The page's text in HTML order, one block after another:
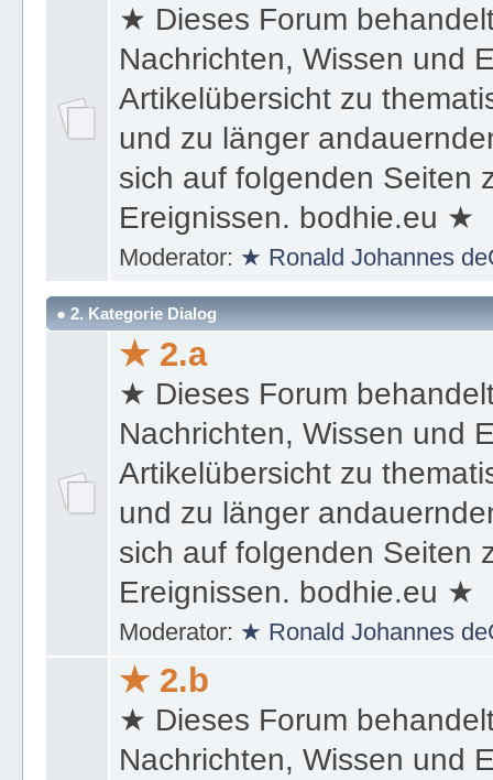
★ Dieses Forum
Nachrichten, Wissen und
Artikelübersicht zu
und zu länger
sich auf folgenden Seiten
Ereignissen. bodhie.eu ★
Moderator: ★ Ronald Johannes
● 2. Kategorie Dialog
★ 2.a
★ Dieses Forum
Nachrichten, Wissen und
Artikelübersicht zu
und zu länger
sich auf folgenden Seiten
Ereignissen. bodhie.eu ★
Moderator: ★ Ronald Johannes
★ 2.b
★ Dieses Forum
Nachrichten, Wissen und